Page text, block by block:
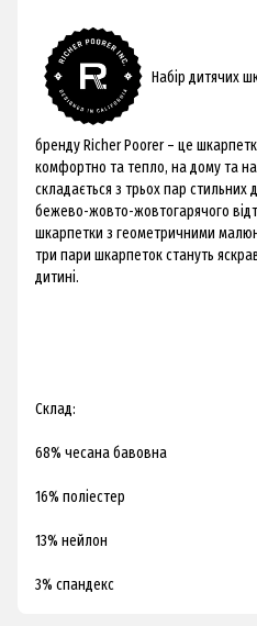
Набір дитячих
бренду Richer Poorer – це
комфортно та тепло, на дому та
складається з трьох пар
бежево-жовто-жовтогарячого
шкарпетки з геометричними
три пари шкарпеток стануть
дитині.
Склад:
68% чесана бавовна
16% поліестер
13% нейлон
3% спандекс